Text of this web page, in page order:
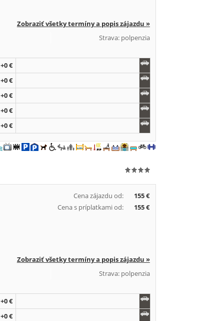
Zobraziť všetky termíny a popis zájazdu »
Strava: polpenzia
+0 €
+0 €
+0 €
+0 €
+0 €
Cena zájazdu od:
155 €
Cena s príplatkami od:
155 €
Zobraziť všetky termíny a popis zájazdu »
Strava: polpenzia
+0 €
+0 €